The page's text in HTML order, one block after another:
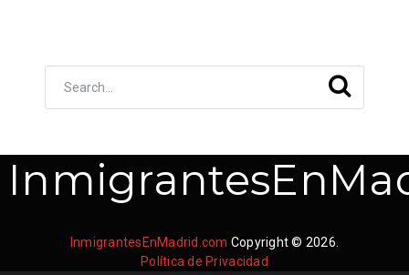
InmigrantesEnMadrid.com Copyright © 2026.
Política de Privacidad